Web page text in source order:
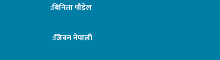
:बिनिता पौडेल
:जिबन नेपाली